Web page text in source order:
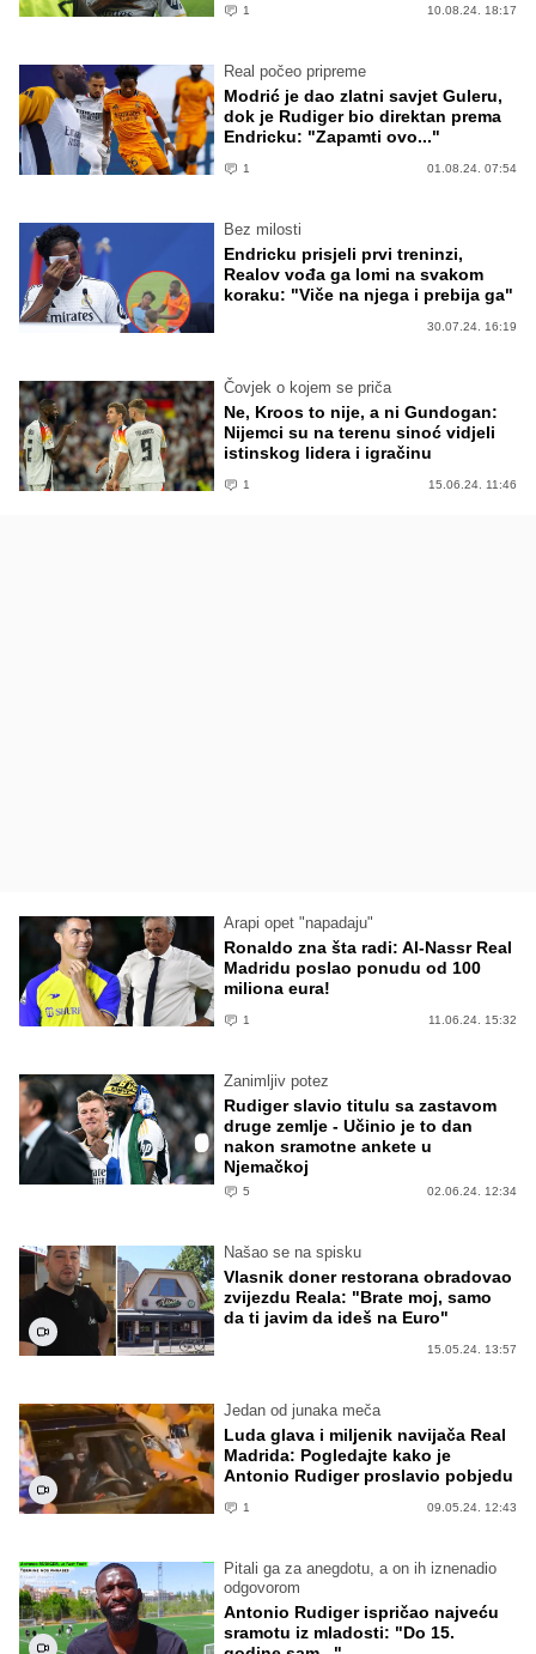
1 10.08.24. 18:17
Real počeo pripreme
Modrić je dao zlatni savjet Guleru,
dok je Rudiger bio direktan prema
Endricku: "Zapamti ovo..."
1 01.08.24. 07:54
Bez milosti
Endricku prisjeli prvi treninzi,
Realov vođa ga lomi na svakom
koraku: "Viče na njega i prebija ga"
30.07.24. 16:19
Čovjek o kojem se priča
Ne, Kroos to nije, a ni Gundogan:
Nijemci su na terenu sinoć vidjeli
istinskog lidera i igračinu
1 15.06.24. 11:46
Arapi opet "napadaju"
Ronaldo zna šta radi: Al-Nassr Real
Madridu poslao ponudu od 100
miliona eura!
1 11.06.24. 15:32
Zanimljiv potez
Rudiger slavio titulu sa zastavom
druge zemlje - Učinio je to dan
nakon sramotne ankete u
Njemačkoj
5 02.06.24. 12:34
Našao se na spisku
Vlasnik doner restorana obradovao
zvijezdu Reala: "Brate moj, samo
da ti javim da ideš na Euro"
15.05.24. 13:57
Jedan od junaka meča
Luda glava i miljenik navijača Real
Madrida: Pogledajte kako je
Antonio Rudiger proslavio pobjedu
1 09.05.24. 12:43
Pitali ga za anegdotu, a on ih iznenadio
odgovorom
Antonio Rudiger ispričao najveću
sramotu iz mladosti: "Do 15.